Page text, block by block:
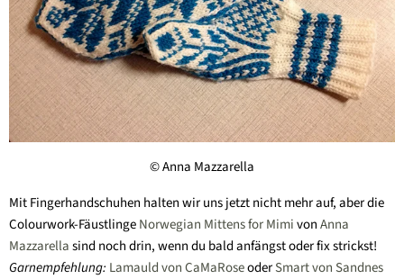
© Anna Mazzarella
Mit Fingerhandschuhen halten wir uns jetzt nicht mehr auf, aber die
Colourwork-FäustlingeNorwegian Mittens for MimivonAnna
Mazzarellasind noch drin, wenn du bald anfängst oder fix strickst!
Garnempfehlung: Lamauld von CaMaRoseoderSmart von Sandnes